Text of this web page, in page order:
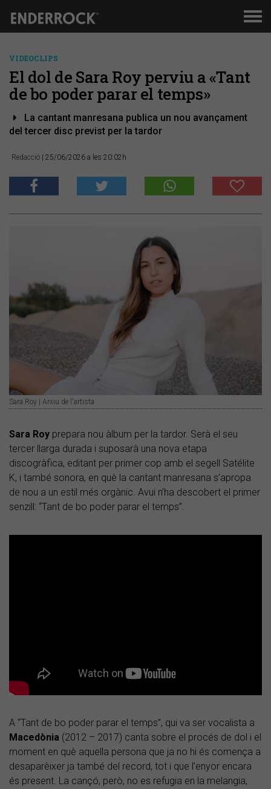
VIDEOCLIPS
El dol de Sara Roy perviu a «Tant
de bo poder parar el temps»
La cantant manresana publica un nou avançament
del tercer disc previst per la tardor
Redacció | 25/06/2026 a les 20:02h
Sara Roy | Arxiu de l'artista
Sara Roy prepara nou àlbum per la tardor. Serà el seu
tercer llarga durada i suposarà una nova etapa
discogràfica, editant per primer cop amb el segell Satélite
K, i també sonora, en què la cantant manresana s’apropa
de nou a un estil més orgànic. Avui n’ha descobert el primer
senzill: “Tant de bo poder parar el temps”.
A “Tant de bo poder parar el temps”, qui va ser vocalista a
Macedònia (2012 – 2017) canta sobre el procés de dol i el
moment en què aquella persona que ja no hi és comença a
desaparèixer ja també del record, tot i que l’enyor encara
és present. La cançó, però, no es refugia en la melangia,